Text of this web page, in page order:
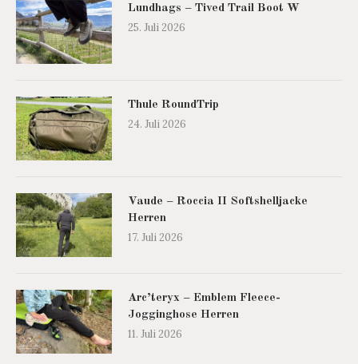
Lundhags – Tived Trail Boot W
25. Juli 2026
Thule RoundTrip
24. Juli 2026
Vaude – Roccia II Softshelljacke
Herren
17. Juli 2026
Arc’teryx – Emblem Fleece-
Jogginghose Herren
11. Juli 2026